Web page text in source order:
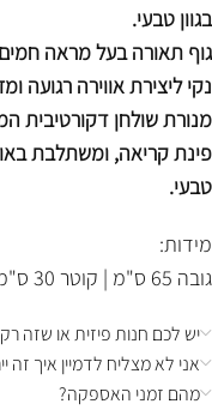
בגוון טבעי.
גוף תאורה בעל מראה חמים
נקי ליצירת אווירה רגועה
מנורת שולחן דקורטיבית
פינת קריאה, ומשתלבת
טבעי.
מידות:
גובה 65 ס"מ | קוטר 30 ס"מ
יש לכם חנות פיזית או שזה רק
אני לא מצליח לדמיין איך זה
מהם זמני האספקה?